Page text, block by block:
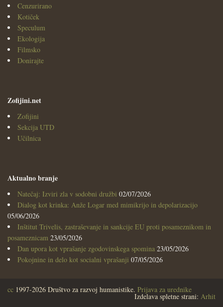
Cenzurirano
Kotiček
Speculum
Ekologija
Filmsko
Donirajte
Zofijini.net
Zofijini
Sekcija UTD
Učilnica
Aktualno branje
Natečaj: Izviri zla v sodobni družbi 02/07/2026
Dialog kot krinka: Anže Logar med mimikrijo in depolarizacijo
05/06/2026
Inštitut Trivelis, zastraševanje in sankcije EU proti posameznikom in
posameznicam 23/05/2026
Dan upora kot vprašanje zgodovinskega spomina 23/05/2026
Pokojnine in delo kot socialni vprašanji 07/05/2026
cc 1997-2026 Društvo za razvoj humanistike. Prijava za urednike
Izdelava spletne strani: Arhit